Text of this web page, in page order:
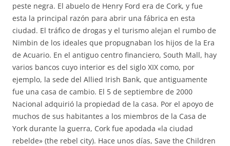
peste negra. El abuelo de Henry Ford era de Cork, y fue
esta la principal razón para abrir una fábrica en esta
ciudad. El tráfico de drogas y el turismo alejan el rumbo de
Nimbin de los ideales que propugnaban los hijos de la Era
de Acuario. En el antiguo centro financiero, South Mall, hay
varios bancos cuyo interior es del siglo XIX como, por
ejemplo, la sede del Allied Irish Bank, que antiguamente
fue una casa de cambio. El 5 de septiembre de 2000
Nacional adquirió la propiedad de la casa. Por el apoyo de
muchos de sus habitantes a los miembros de la Casa de
York durante la guerra, Cork fue apodada «la ciudad
rebelde» (the rebel city). Hace unos días, Save the Children